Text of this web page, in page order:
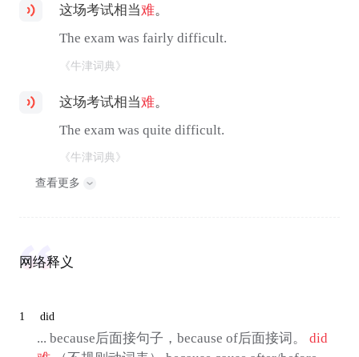
这场考试相当难。
The exam was fairly difficult.
《牛津词典》
这场考试相当难。
The exam was quite difficult.
《牛津词典》
查看更多
网络释义
1 did
... because后面接句子，because of后面接词。 did